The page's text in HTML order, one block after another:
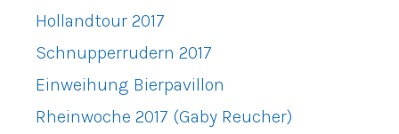
Hollandtour 2017
Schnupperrudern 2017
Einweihung Bierpavillon
Rheinwoche 2017 (Gaby Reucher)